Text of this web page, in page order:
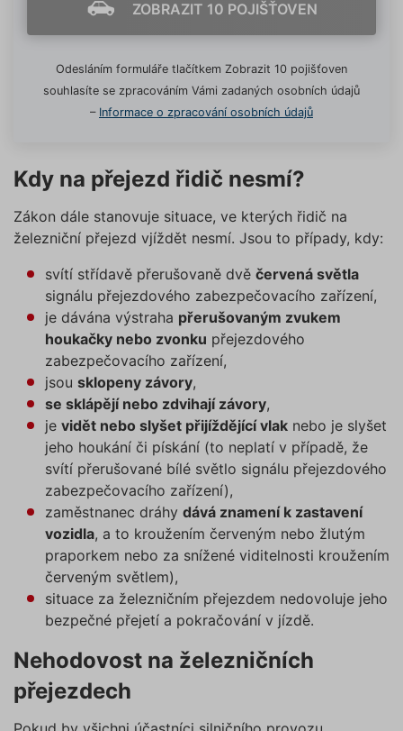
ZOBRAZIT 10 POJIŠŤOVEN
Odesláním formuláře tlačítkem Zobrazit 10 pojišťoven
souhlasíte se zpracováním Vámi zadaných osobních údajů
– Informace o zpracování osobních údajů
Kdy na přejezd řidič nesmí?
Zákon dále stanovuje situace, ve kterých řidič na
železniční přejezd vjíždět nesmí. Jsou to případy, kdy:
svítí střídavě přerušovaně dvě červená světla
signálu přejezdového zabezpečovacího zařízení,
je dávána výstraha přerušovaným zvukem
houkačky nebo zvonku přejezdového
zabezpečovacího zařízení,
jsou sklopeny závory,
se sklápějí nebo zdvihají závory,
je vidět nebo slyšet přijíždějící vlaknebo je slyšet
jeho houkání či pískání (to neplatí v případě, že
svítí přerušované bílé světlo signálu přejezdového
zabezpečovacího zařízení),
zaměstnanec dráhy dává znamení k zastavení
vozidla, a to kroužením červeným nebo žlutým
praporkem nebo za snížené viditelnosti kroužením
červeným světlem),
situace za železničním přejezdem nedovoluje jeho
bezpečné přejetí a pokračování v jízdě.
Nehodovost na železničních
přejezdech